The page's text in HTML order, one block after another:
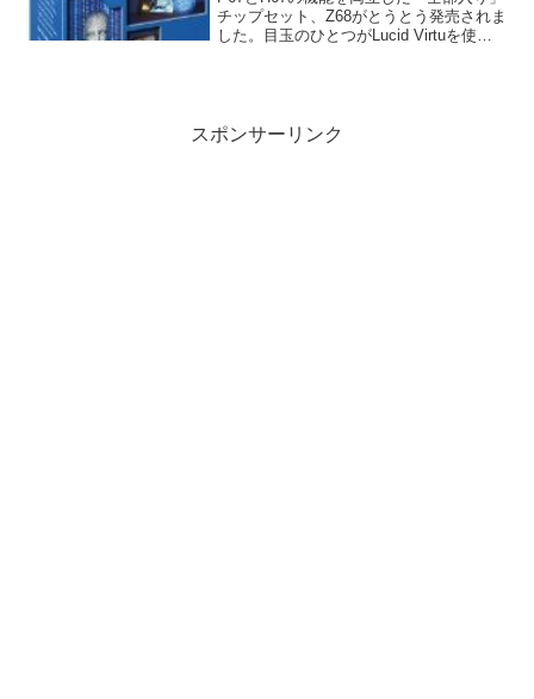
チップセット、Z68がとうとう発売されま
した。目玉のひとつがLucid Virtuを使っ
スポンサーリンク